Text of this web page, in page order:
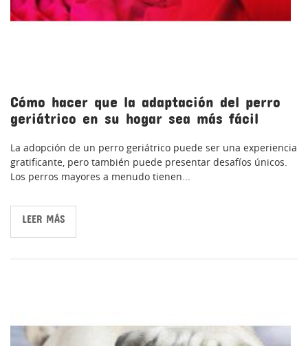
Cómo hacer que la adaptación del perro
geriátrico en su hogar sea más fácil
La adopción de un perro geriátrico puede ser una experiencia
gratificante, pero también puede presentar desafíos únicos.
Los perros mayores a menudo tienen...
LEER MÁS